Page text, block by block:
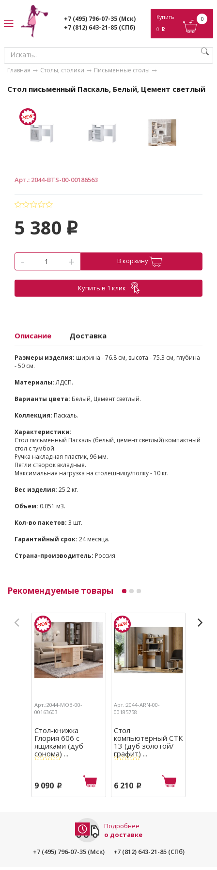
+7 (495) 796-07-35 (Мск)
+7 (812) 643-21-85 (СПб)
Купить
0 p
0
Главная Столы, столики Письменные столы
Стол письменный Паскаль, Белый, Цемент светлый
Арт.: 2044-BTS-00-00186563
5 380 p
- + В корзину
Купить в 1 клик
Описание Доставка
Размеры изделия: ширина - 76.8 см, высота - 75.3 см, глубина
- 50 см.
Материалы:ЛДСП.
Варианты цвета: Белый, Цемент светлый.
Коллекция: Паскаль.
Характеристики:
Стол письменный Паскаль (белый, цемент светлый) компактный
стол с тумбой.
Ручка накладная пластик, 96 мм.
Петли створок вкладные.
Максимальная нагрузка на столешницу/полку - 10 кг.
Вес изделия: 25.2 кг.
Объем: 0.051 м3.
Кол-во пакетов: 3 шт.
Гарантийный срок: 24 месяца.
Страна-производитель: Россия.
Рекомендуемые товары
Арт.:2044-MOB-00-
00163603
Стол-книжка
Глория 606 с
ящиками (дуб
сонома) ...
9 090 p
Арт.:2044-ARN-00-
00185758
Стол
компьютерный СТК
13 (дуб золотой/
графит) ...
6 210 p
Подробнее
о доставке
+7 (495) 796-07-35 (Мск)
+7 (812) 643-21-85 (СПб)